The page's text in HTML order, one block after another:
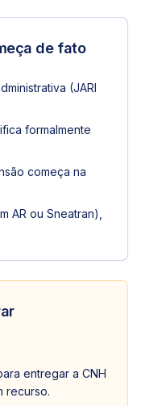
de fato
(JARI
formalmente
começa na
AR ou Sneatran),
entregar a CNH
recurso.